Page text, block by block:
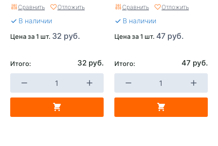
Сравнить Отложить
В наличии
Цена за 1 шт. 32 руб.
Итого: 32 руб.
Сравнить Отложить
В наличии
Цена за 1 шт. 47 руб.
Итого: 47 руб.